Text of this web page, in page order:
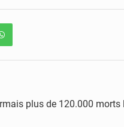
plus de 120.000